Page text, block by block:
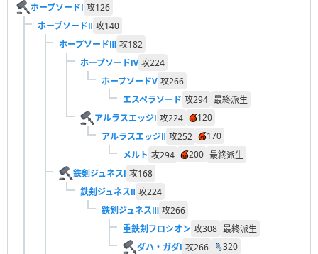
ホープソードⅠ 攻126
ホープソードⅡ 攻140
ホープソードⅢ 攻182
ホープソードⅣ 攻224
ホープソードV 攻266
エスペラソード 攻294 最終派生
アルラスエッジⅠ 攻224
120
アルラスエッジⅡ 攻252
170
メルト 攻294 200 最終派生
鉄剣ジュネスⅠ 攻168
鉄剣ジュネスⅡ 攻224
鉄剣ジュネスⅢ 攻266
重鉄剣フロシオン 攻308 最終派生
ダハ・ガダⅠ 攻266
320